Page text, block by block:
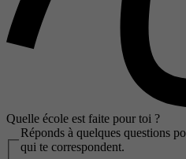
Quelle école est faite pour toi ?
Réponds à quelques questions
qui te correspondent.